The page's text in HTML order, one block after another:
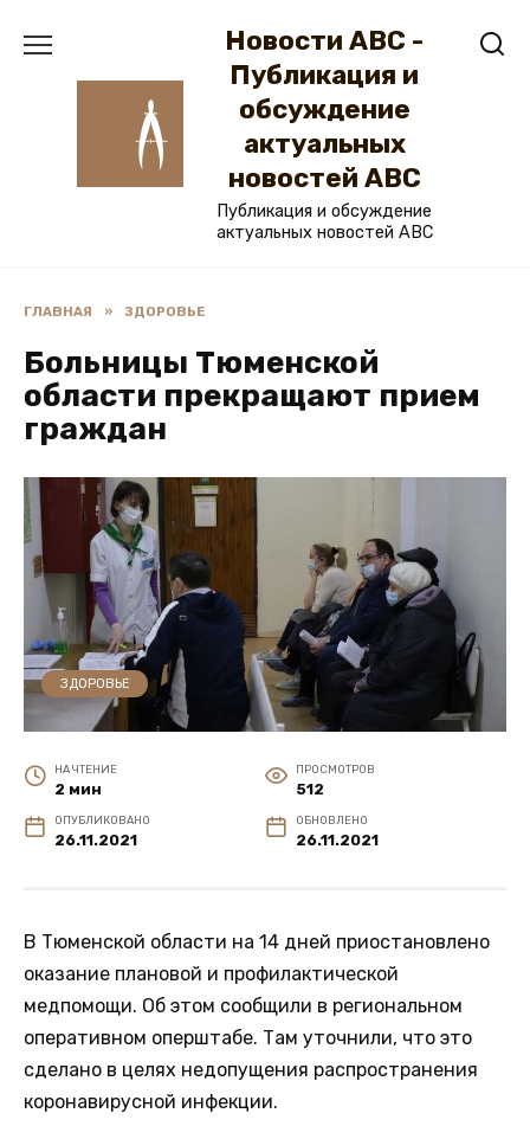
Новости ABC -
Публикация и
обсуждение
актуальных
новостей ABC
Публикация и обсуждение
актуальных новостей ABC
ГЛАВНАЯ » ЗДОРОВЬЕ
Больницы Тюменской
области прекращают прием
граждан
ЗДОРОВЬЕ
НА ЧТЕНИЕ
2 мин
ПРОСМОТРОВ
512
ОПУБЛИКОВАНО
26.11.2021
ОБНОВЛЕНО
26.11.2021
В Тюменской области на 14 дней приостановлено
оказание плановой и профилактической
медпомощи. Об этом сообщили в региональном
оперативном оперштабе. Там уточнили, что это
сделано в целях недопущения распространения
коронавирусной инфекции.